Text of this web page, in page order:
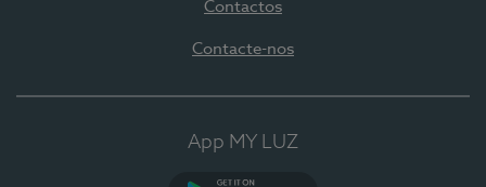
Contactos
Contacte-nos
App MY LUZ